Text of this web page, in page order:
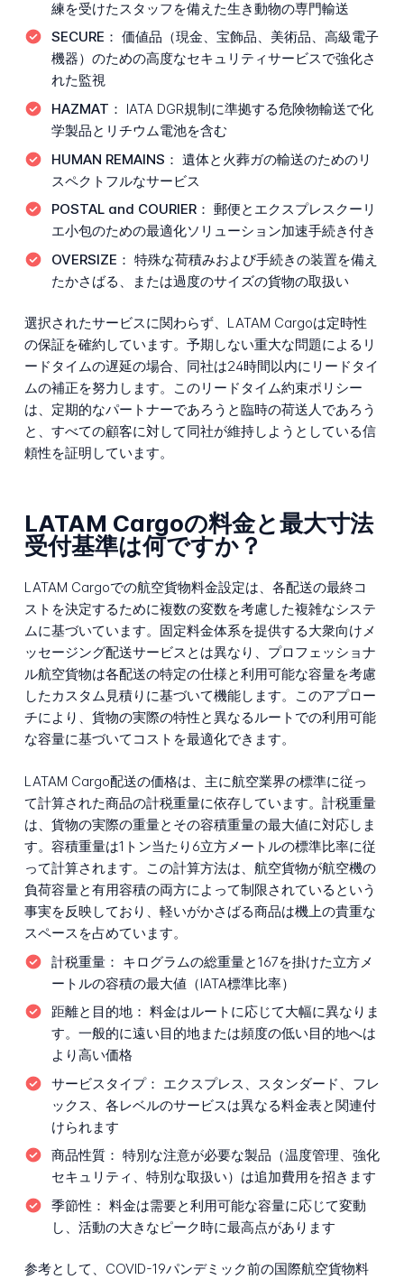
練を受けたスタッフを備えた生き動物の専門輸送
SECURE： 価値品（現金、宝飾品、美術品、高級電子
機器）のための高度なセキュリティサービスで強化さ
れた監視
HAZMAT： IATA DGR規制に準拠する危険物輸送で化
学製品とリチウム電池を含む
HUMAN REMAINS： 遺体と火葬ガの輸送のためのリ
スペクトフルなサービス
POSTAL and COURIER： 郵便とエクスプレスクーリ
エ小包のための最適化ソリューション加速手続き付き
OVERSIZE： 特殊な荷積みおよび手続きの装置を備え
たかさばる、または過度のサイズの貨物の取扱い
選択されたサービスに関わらず、LATAM Cargoは定時性
の保証を確約しています。予期しない重大な問題によるリ
ードタイムの遅延の場合、同社は24時間以内にリードタイ
ムの補正を努力します。このリードタイム約束ポリシー
は、定期的なパートナーであろうと臨時の荷送人であろう
と、すべての顧客に対して同社が維持しようとしている信
頼性を証明しています。
LATAM Cargoの料金と最大寸法
受付基準は何ですか？
LATAM Cargoでの航空貨物料金設定は、各配送の最終コ
ストを決定するために複数の変数を考慮した複雑なシステ
ムに基づいています。固定料金体系を提供する大衆向けメ
ッセージング配送サービスとは異なり、プロフェッショナ
ル航空貨物は各配送の特定の仕様と利用可能な容量を考慮
したカスタム見積りに基づいて機能します。このアプロー
チにより、貨物の実際の特性と異なるルートでの利用可能
な容量に基づいてコストを最適化できます。
LATAM Cargo配送の価格は、主に航空業界の標準に従っ
て計算された商品の計税重量に依存しています。計税重量
は、貨物の実際の重量とその容積重量の最大値に対応しま
す。容積重量は1トン当たり6立方メートルの標準比率に従
って計算されます。この計算方法は、航空貨物が航空機の
負荷容量と有用容積の両方によって制限されているという
事実を反映しており、軽いがかさばる商品は機上の貴重な
スペースを占めています。
計税重量： キログラムの総重量と167を掛けた立方メ
ートルの容積の最大値（IATA標準比率）
距離と目的地： 料金はルートに応じて大幅に異なりま
す。一般的に遠い目的地または頻度の低い目的地へは
より高い価格
サービスタイプ： エクスプレス、スタンダード、フレ
ックス、各レベルのサービスは異なる料金表と関連付
けられます
商品性質： 特別な注意が必要な製品（温度管理、強化
セキュリティ、特別な取扱い）は追加費用を招きます
季節性： 料金は需要と利用可能な容量に応じて変動
し、活動の大きなピーク時に最高点があります
参考として、COVID-19パンデミック前の国際航空貨物料